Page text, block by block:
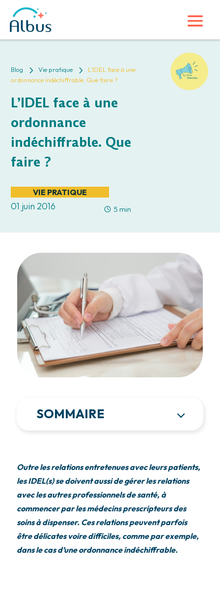
Blog 5 Vie pratique 5
L’IDEL face à une
ordonnance indéchiffrable. Que faire ?
L’IDEL face à une
ordonnance
indéchiffrable. Que
faire ?
VIE PRATIQUE
01 juin 2016 5 min
SOMMAIRE
Outre les relations entretenues avec leurs patients,
les IDEL(s) se doivent aussi de gérer les relations
avec les autres professionnels de santé, à
commencer par les médecins prescripteurs des
soins à dispenser. Ces relations peuvent parfois
être délicates voire difficiles, comme par exemple,
dans le cas d’une ordonnance indéchiffrable.